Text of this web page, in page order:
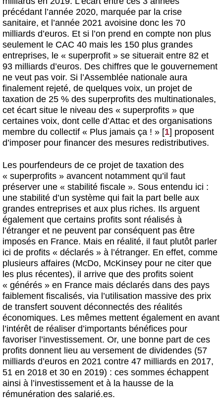
précédant l’année 2020, marquée par la crise
sanitaire, et l’année 2021 avoisine donc les 70
milliards d’euros. Et si l’on prend en compte non plus
seulement le CAC 40 mais les 150 plus grandes
entreprises, le « superprofit » se situerait entre 82 et
93 milliards d’euros. Des chiffres que le gouvernement
ne veut pas voir. Si l’Assemblée nationale aura
finalement rejeté, de quelques voix, un projet de
taxation de 25 % des superprofits des multinationales,
cet écart situe le niveau des « superprofits » que
certaines voix, dont celle d’Attac et des organisations
membre du collectif « Plus jamais ça ! » [1] proposent
d’imposer pour financer des mesures redistributives.
Les pourfendeurs de ce projet de taxation des
« superprofits » avancent notamment qu’il faut
préserver une « stabilité fiscale ». Sous entendu ici :
une stabilité d’un système qui fait la part belle aux
grandes entreprises et aux plus riches. Ils arguent
également que certains profits sont réalisés à
l’étranger et ne peuvent par conséquent pas être
imposés en France. Mais en réalité, il faut plutôt parler
ici de profits « déclarés » à l’étranger. En effet, comme
plusieurs affaires (McDo, McKinsey pour ne citer que
les plus récentes), il arrive que des profits soient
« générés » en France mais déclarés dans des pays
faiblement fiscalisés, via l’utilisation massive des prix
de transfert souvent déconnectés des réalités
économiques. Les mêmes mettent également en avant
l’intérêt de réaliser d’importants bénéfices pour
favoriser l’investissement. Or, une bonne part de ces
profits donnent lieu au versement de dividendes (57
milliards d’euros en 2021 contre 47 milliards en 2017,
51 en 2018 et 30 en 2019) : ces sommes échappent
ainsi à l’investissement et à la hausse de la
rémunération des salarié.es.